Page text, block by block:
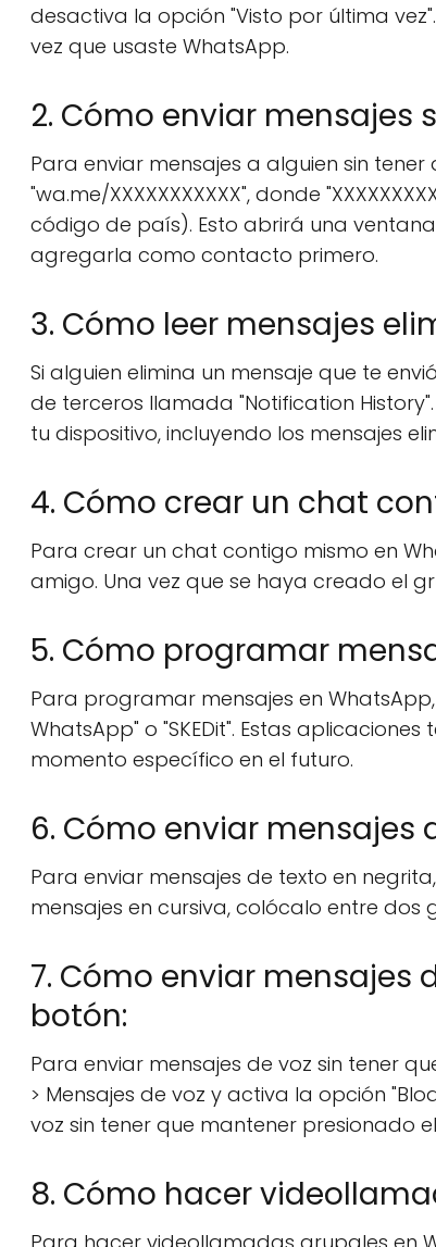
desactiva la opción "Visto por última
vez que usaste WhatsApp.
2. Cómo enviar mensajes
Para enviar mensajes a alguien sin
"wa.me/XXXXXXXXXXX", donde
código de país). Esto abrirá una
agregarla como contacto primero.
3. Cómo leer mensajes
Si alguien elimina un mensaje que te
de terceros llamada "Notification
tu dispositivo, incluyendo los mensajes
4. Cómo crear un chat
Para crear un chat contigo mismo en
amigo. Una vez que se haya creado el
5. Cómo programar
Para programar mensajes en
WhatsApp" o "SKEDit". Estas
momento específico en el futuro.
6. Cómo enviar mensajes
Para enviar mensajes de texto en
mensajes en cursiva, colócalo entre dos
7. Cómo enviar mensajes
botón:
Para enviar mensajes de voz sin tener
> Mensajes de voz y activa la opción
voz sin tener que mantener presionado
8. Cómo hacer